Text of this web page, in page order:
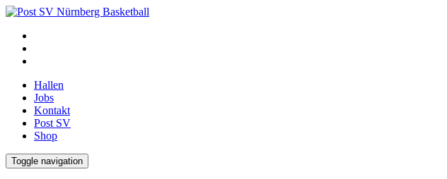
Hallen
Jobs
Kontakt
Post SV
Shop
Toggle navigation